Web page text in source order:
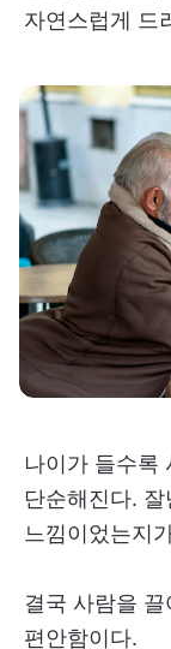
자연스럽게 드
나이가 들수록
단순해진다.
느낌이었는지
결국 사람을
편안함이다.